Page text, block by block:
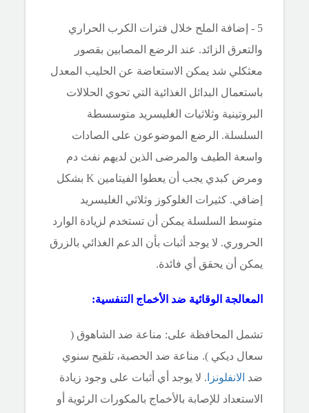
5 - إضافة الملح خلال فترات الكرب الحراري
والتعرق الزائد. عند الرضع المصابين بقصور
معثكلي شد يمكن الاستعاضة عن الحليب المعدل
باستعمال البدائل الغذائية التي تحوي الحلالات
البروتينية وثلاثيات الغليسريد متوسسطة
السلسلة. الرضع الموضوعون على الصادات
واسعة الطيف والمرضى الذين لديهم نفث دم
ومرض كبدي يجب أن يعطوا الفيتامين K بشكل
إضافي. كثيرات الغلوكوز وثلاثي الغليسريد
متوسط السلسلة يمكن أن تستخدم لزيادة الوارد
الحروري. لا يوجد أثبات بأن الدعم الغذائي بالزرق
يمكن أن يحقق أي فائدة.
المعالجة الوقائية ضد الأخماج التنفسية:
تشمل المحافظة على: مناعة ضد الشاهوق (
سعال ديكي ). مناعة ضد الحصبة، تلقيح سنوي
ضد الانفلونزا . لا يوجد أي أثبات على وجود زيادة
الاستعداد للإصابة بالأخماج بالمكورات الرئوية أو